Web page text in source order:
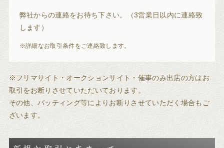
弊社からの連絡をお待ち下さい。（3営業日以内に連絡致
します）
※詳細なお取引条件をご連絡致します。
※フリマサイト・オークションサイト・催事のみ出店の方はお
取引をお断りさせていただいております。
その他、バッティング等によりお断りさせていただく場合もご
ざいます。